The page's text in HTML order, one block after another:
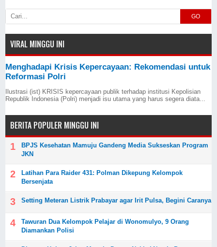
GO
VIRAL MINGGU INI
Menghadapi Krisis Kepercayaan: Rekomendasi untuk
Reformasi Polri
Ilustrasi (ist) KRISIS kepercayaan publik terhadap institusi Kepolisian
Republik Indonesia (Polri) menjadi isu utama yang harus segera diata...
BERITA POPULER MINGGU INI
BPJS Kesehatan Mamuju Gandeng Media Sukseskan Program
JKN
Latihan Para Raider 431: Polman Dikepung Kelompok
Bersenjata
Setting Meteran Listrik Prabayar agar Irit Pulsa, Begini Caranya
Tawuran Dua Kelompok Pelajar di Wonomulyo, 9 Orang
Diamankan Polisi